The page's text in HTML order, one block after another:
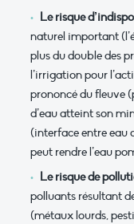
Le risque
naturel important
plus du double des
l’irrigation pour
prononcé du fleuve
d’eau atteint son
(interface entre eau
peut rendre l’eau
Le risque de
polluants résultant
(métaux lourds,